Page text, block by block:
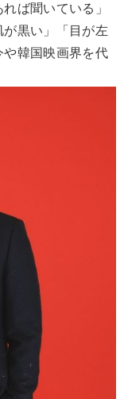
ば聞いている」
黒い」「目が左
韓国映画界を代